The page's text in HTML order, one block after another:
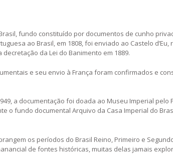
fundo constituído por documentos de cunho
ao Brasil, em 1808, foi enviado ao Castelo
da Lei do Banimento em 1889.
e seu envio à França foram confirmados e
a documentação foi doada ao Museu Imperial pelo
o fundo documental Arquivo da Casa Imperial do
os períodos do Brasil Reino, Primeiro e
de fontes históricas, muitas delas jamais